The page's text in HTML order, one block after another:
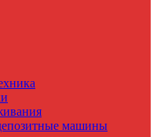
машины